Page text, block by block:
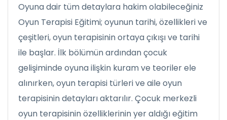
Oyuna dair tüm detaylara hakim olabileceğiniz
Oyun Terapisi Eğitimi; oyunun tarihi, özellikleri ve
çeşitleri, oyun terapisinin ortaya çıkışı ve tarihi
ile başlar. İlk bölümün ardından çocuk
gelişiminde oyuna ilişkin kuram ve teoriler ele
alınırken, oyun terapisi türleri ve aile oyun
terapisinin detayları aktarılır. Çocuk merkezli
oyun terapisinin özelliklerinin yer aldığı eğitim